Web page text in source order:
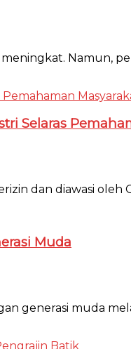
Namun,
Selaras
dan diawasi oleh
Muda
generasi muda